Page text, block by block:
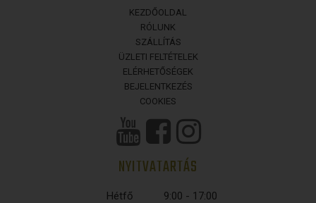
KEZDŐOLDAL
RÓLUNK
SZÁLLÍTÁS
ÜZLETI FELTÉTELEK
ELÉRHETŐSÉGEK
BEJELENTKEZÉS
COOKIES
NYITVATARTÁS
Hétfő
9:00 - 17:00